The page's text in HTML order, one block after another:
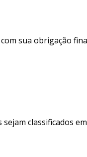
sua obrigação
classificados